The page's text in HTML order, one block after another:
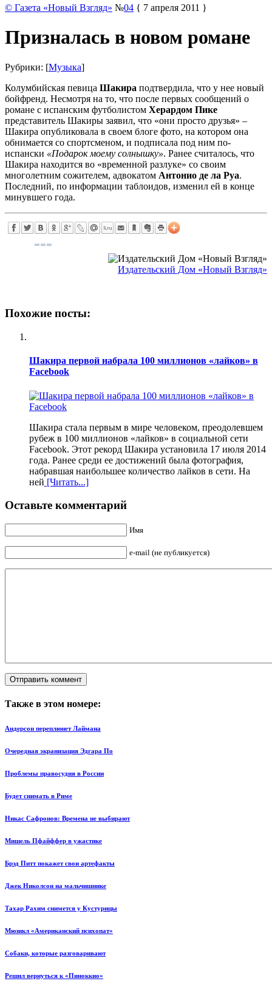
© Газета «Новый Взгляд» №04 { 7 апреля 2011 }
Призналась в новом романе
Рубрики: [Музыка]
Колумбийская певица Шакира подтвердила, что у нее новый
бойфренд. Несмотря на то, что после первых сообщений о
романе с испанским футболистом Херардом Пике
представитель Шакиры заявил, что «они просто друзья» –
Шакира опубликовала в своем блоге фото, на котором она
обнимается со спортсменом, и подписала под ним по-
испански «Подарок моему солнышку». Ранее считалось, что
Шакира находится во «временной разлуке» со своим
многолетним сожителем, адвокатом Антонио де ла Руа.
Последний, по информации таблоидов, изменил ей в конце
минувшего года.
Издательский Дом «Новый Взгляд»
Похожие посты:
Шакира первой набрала 100 миллионов «лайков» в
Facebook
Шакира стала первым в мире человеком, преодолевшем
рубеж в 100 миллионов «лайков» в социальной сети
Facebook. Этот рекорд Шакира установила 17 июля 2014
года. Ранее среди ее достижений была фотография,
набравшая наибольшее количество лайков в сети. На
ней [Читать...]
Оставьте комментарий
Имя
e-mail (не публикуется)
Также в этом номере:
Андерсон переплюнет Лаймана
Очередная экранизация Эдгара По
Проблемы правосудия в России
Будет снимать в Риме
Никас Сафронов: Времена не выбирают
Мишель Пфайффер в ужастике
Брэд Питт покажет свои артефакты
Джек Николсон на мальчишнике
Тахар Рахим снимется у Кустурицы
Мюзикл «Американский психопат»
Собаки, которые разговаривают
Решил вернуться к «Пиноккио»